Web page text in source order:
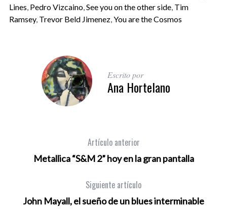
Lines Pedro Vizcaino, See you on the other side, Tim
Ramsey, Trevor Beld Jimenez, You are the Cosmos
Escrito por
Ana Hortelano
Artículo anterior
Metallica “S&M 2” hoy en la gran pantalla
Siguiente artículo
John Mayall, el sueño de un blues interminable